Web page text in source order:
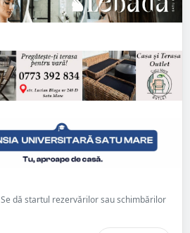
Se dă startul rezervărilor sau schimbărilor